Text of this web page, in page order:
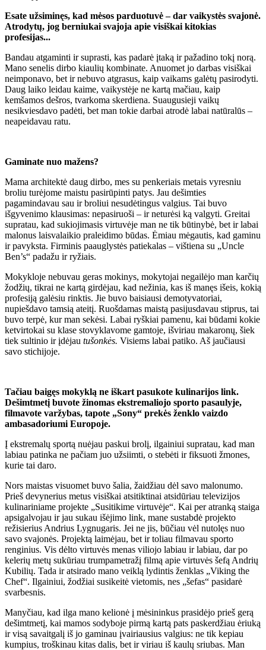
Esate užsiminęs, kad mėsos parduotuvė – dar vaikystės svajonė.
Atrodytų, jog berniukai svajoja apie visiškai kitokias
profesijas...
Bandau atgaminti ir suprasti, kas padarė įtaką ir pažadino tokį norą.
Mano senelis dirbo kiaulių kombinate. Anuomet jo darbas visiškai
neimponavo, bet ir nebuvo atgrasus, kaip vaikams galėtų pasirodyti.
Daug laiko leidau kaime, vaikystėje ne kartą mačiau, kaip
kemšamos dešros, tvarkoma skerdiena. Suaugusieji vaikų
nesikviesdavo padėti, bet man tokie darbai atrodė labai natūralūs –
neapeidavau ratu.
Gaminate nuo mažens?
Mama architektė daug dirbo, mes su penkeriais metais vyresniu
broliu turėjome maistu pasirūpinti patys. Jau dešimties
pagamindavau sau ir broliui nesudėtingus valgius. Tai buvo
išgyvenimo klausimas: nepasiruoši – ir neturėsi ką valgyti. Greitai
supratau, kad sukiojimasis virtuvėje man ne tik būtinybė, bet ir labai
malonus laisvalaikio praleidimo būdas. Ėmiau mėgautis, kad gaminu
ir pavyksta. Firminis paauglystės patiekalas – vištiena su „Uncle
Ben’s“ padažu ir ryžiais.
Mokykloje nebuvau geras mokinys, mokytojai negailėjo man karčių
žodžių, tikrai ne kartą girdėjau, kad nežinia, kas iš manęs išeis, kokią
profesiją galėsiu rinktis. Jie buvo baisiausi demotyvatoriai,
nupiešdavo tamsią ateitį. Ruošdamas maistą pasijusdavau stiprus, tai
buvo terpė, kur man sekėsi. Labai ryškiai pamenu, kai būdami kokie
ketvirtokai su klase stovyklavome gamtoje, išviriau makaronų, šiek
tiek sultinio ir įdėjau tušonkės. Visiems labai patiko. Aš jaučiausi
savo stichijoje.
Tačiau baigęs mokyklą ne iškart pasukote kulinarijos link.
Dešimtmetį buvote žinomas ekstremaliojo sporto pasaulyje,
filmavote varžybas, tapote „Sony“ prekės ženklo vaizdo
ambasadoriumi Europoje.
Į ekstremalų sportą nuėjau paskui brolį, ilgainiui supratau, kad man
labiau patinka ne pačiam juo užsiimti, o stebėti ir fiksuoti žmones,
kurie tai daro.
Nors maistas visuomet buvo šalia, žaidžiau dėl savo malonumo.
Prieš devynerius metus visiškai atsitiktinai atsidūriau televizijos
kulinariniame projekte „Susitikime virtuvėje“. Kai per atranką staiga
apsigalvojau ir jau sukau išėjimo link, mane sustabdė projekto
režisierius Andrius Lygnugaris. Jei ne jis, būčiau vėl nutolęs nuo
savo svajonės. Projektą laimėjau, bet ir toliau filmavau sporto
renginius. Vis dėlto virtuvės menas viliojo labiau ir labiau, dar po
kelerių metų sukūriau trumpametražį filmą apie virtuvės šefą Andrių
Kubilių. Tada ir atsirado mano veiklą lydintis ženklas „Viking the
Chef“. Ilgainiui, žodžiai susikeitė vietomis, nes „šefas“ pasidarė
svarbesnis.
Manyčiau, kad ilga mano kelionė į mėsininkus prasidėjo prieš gerą
dešimtmetį, kai mamos sodyboje pirmą kartą pats paskerdžiau ėriuką
ir visą savaitgalį iš jo gaminau įvairiausius valgius: ne tik kepiau
kumpius, troškinau kitas dalis, bet ir viriau iš kaulų sriubas. Man